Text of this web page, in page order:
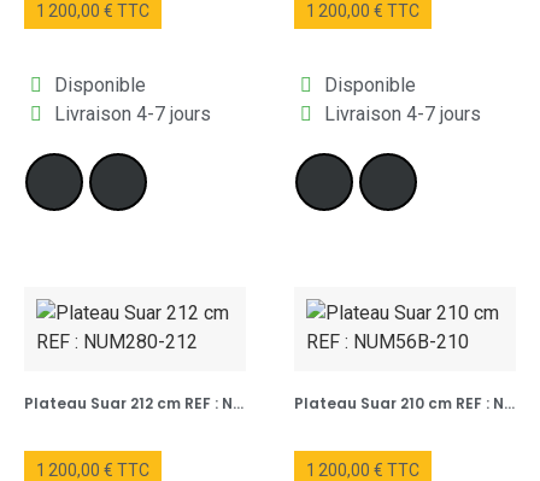
1 200,00 € TTC
Disponible
Livraison 4-7 jours
1 200,00 € TTC
Disponible
Livraison 4-7 jours
Plateau Suar 212 cm REF : NUM280-212
1 200,00 € TTC
Plateau Suar 210 cm REF : NUM56B-210
1 200,00 € TTC